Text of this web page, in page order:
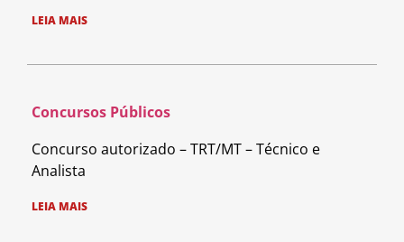
LEIA MAIS
Concursos Públicos
Concurso autorizado – TRT/MT – Técnico e
Analista
LEIA MAIS